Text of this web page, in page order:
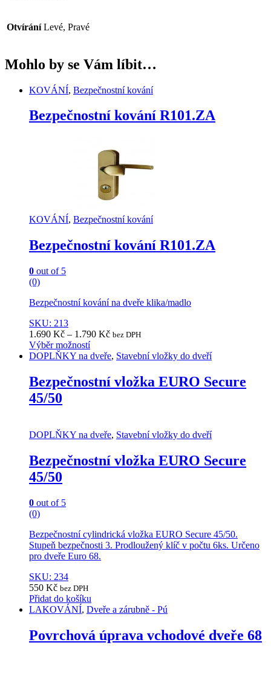
Otvírání Levé, Pravé
Mohlo by se Vám líbit…
KOVÁNÍ, Bezpečnostní kování
Bezpečnostní kování R101.ZA
KOVÁNÍ, Bezpečnostní kování
Bezpečnostní kování R101.ZA
0 out of 5
(0)
Bezpečnostní kování na dveře klika/madlo
SKU: 213
1.690 Kč – 1.790 Kč bez DPH
Výběr možností
This
has
multiple
variants.
may
be
chosen
on
the
product
page
DOPLŇKY na dveře, Stavební vložky do dveří
Bezpečnostní vložka EURO Secure
45/50
DOPLŇKY na dveře, Stavební vložky do dveří
Bezpečnostní vložka EURO Secure
45/50
0 out of 5
(0)
Bezpečnostní cylindrická vložka EURO Secure 45/50.
Stupeň bezpečnosti 3. Prodloužený klíč v počtu 6ks. Určeno
pro dveře Euro 68.
SKU: 234
550 Kč bez DPH
Přidat do košíku
LAKOVÁNÍ, Dveře a zárubně - Pú
Povrchová úprava vchodové dveře 68